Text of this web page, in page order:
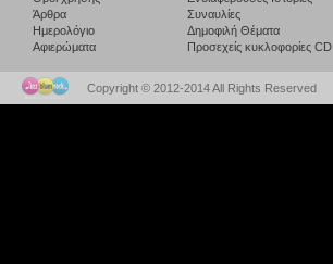
Άρθρα
Ημερολόγιο
Αφιερώματα
Συναυλίες
Δημοφιλή Θέματα
Προσεχείς κυκλοφορίες CD
Copyright © 2012-2014 All Rights Reserved